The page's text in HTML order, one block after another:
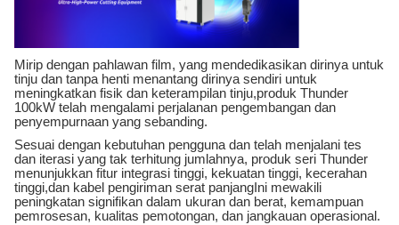
Mirip dengan pahlawan film, yang mendedikasikan dirinya untuk
tinju dan tanpa henti menantang dirinya sendiri untuk
meningkatkan fisik dan keterampilan tinju,produk Thunder
100kW telah mengalami perjalanan pengembangan dan
penyempurnaan yang sebanding.
Sesuai dengan kebutuhan pengguna dan telah menjalani tes
dan iterasi yang tak terhitung jumlahnya, produk seri Thunder
menunjukkan fitur integrasi tinggi, kekuatan tinggi, kecerahan
tinggi,dan kabel pengiriman serat panjangIni mewakili
peningkatan signifikan dalam ukuran dan berat, kemampuan
pemrosesan, kualitas pemotongan, dan jangkauan operasional.